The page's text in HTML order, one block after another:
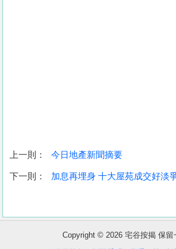
收
盤
上一則： 今日地產新聞摘要
下一則： 加息再埋身 十大屋苑成交好淡
Copyright © 2026 宅谷按揭 保留